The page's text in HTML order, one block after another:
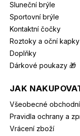
Sluneční brýle
Sportovní brýle
Kontaktní čočky
Roztoky a oční kapky
Doplňky
Dárkové poukazy 🎁
JAK
Všeobecné
Pravidla ochrany a
Vrácení zboží